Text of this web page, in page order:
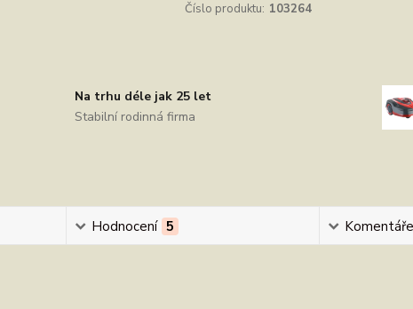
Číslo produktu: 103264
Na trhu déle jak 25 let
Stabilní rodinná firma
Hodnocení 5 Komentáře